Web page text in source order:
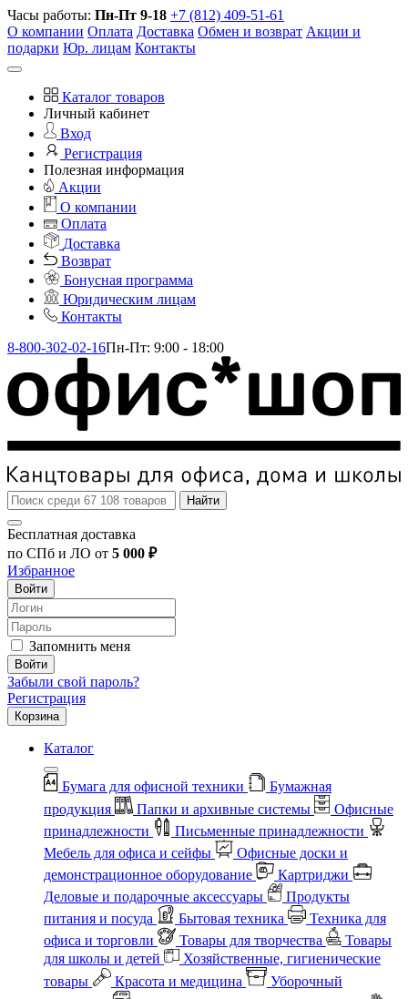
Часы работы: Пн-Пт 9-18 +7 (812) 409-51-61
О компании Оплата Доставка Обмен и возврат Акции и
подарки Юр. лицам Контакты
Каталог товаров
Личный кабинет
Вход
Регистрация
Полезная информация
Акции
О компании
Оплата
Доставка
Возврат
Бонусная программа
Юридическим лицам
Контакты
8-800-302-02-16Пн-Пт: 9:00 - 18:00
Найти
Бесплатная доставка
по СПб и ЛО от 5 000 ₽
Избранное
Войти
Запомнить меня
Войти
Забыли свой пароль?
Регистрация
Корзина
Каталог
Бумага для офисной техники
Бумажная
продукция
Папки и архивные системы
Офисные
принадлежности
Письменные принадлежности
Мебель для офиса и сейфы
Офисные доски и
демонстрационное оборудование
Картриджи
Деловые и подарочные аксессуары
Продукты
питания и посуда
Бытовая техника
Техника для
офиса и торговли
Товары для творчества
Товары
для школы и детей
Хозяйственные, гигиенические
товары
Красота и медицина
Уборочный